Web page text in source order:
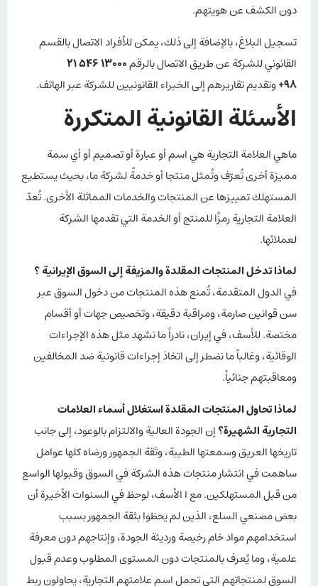
دون الكشف عن هويتهم.
تسجيل البلاغ، بالإضافة إلى ذلك، يمكن للأفراد الاتصال بالقسم
القانوني للشركة عن طريق الاتصال بالرقم
13000 546 21
98+ وتقديم تقاريرهم إلى الخبراء القانونيين للشركة عبر الهاتف.
الأسئلة القانونية المتكررة
ماهي العلامة التجارية هي اسم أو عبارة أو تصميم أو أي سمة
مميزة أخرى تُعرّف وتُمثل منتجا أو خدمةً لشركة ما، بحيث يستطيع
المستهلك تمييزها عن المنتجات والخدمات المماثلة الأخرى. تُعدّ
العلامة التجارية رمزًا للمنتج أو الخدمة التي تقدمها الشركة
لعملائها.
لماذا تدخل المنتجات المقلدة والمزيفة إلى السوق الإيرانية ؟
في الدول المتقدمة، تُمنع هذه المنتجات من دخول السوق عبر
سن قوانين صارمة، ومراقبة دقيقة، وتخصيص جهات أو أقسام
مختصة. للأسف، في إيران، نادراً ما نشهد مثل هذه الإجراءات
الوقائية، وغالباً ما نضطر إلى اتخاذ إجراءات قانونية ضد المخالفين
ومعاقبتهم جنائياً.
لماذا تحاول المنتجات المقلدة استغلال أسماء العلامات
التجارية الشهيرة؟إن الجودة العالية والالتزام بالوعود، إلى جانب
تاريخها العريق وسمعتها الطيبة، وثقة الجمهور ورضاه كلها عوامل
ساهمت في انتشار منتجات هذه الشركة في السوق وقبولها الواسع
من قبل المستهلكين. مع ا الأسف، لوحظ في السنوات الأخيرة أن
بعض مصنعي السلع، الذين لم يحظوا بثقة الجمهور بسبب
استخدامهم مواد خام رخيصة ورديئة الجودة، وإنتاجهم دون معرفة
علمية، وما يُعرف بالمنتجات دون المستوى المطلوب وعدم قبول
السوق لمنتجاتهم التي تحمل اسم علامتهم التجارية، يحاولون ربط